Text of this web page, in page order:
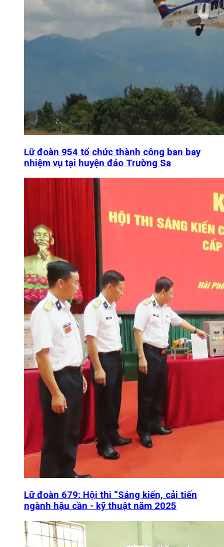
Lữ đoàn 954 tổ chức thành công ban bay
nhiệm vụ tại huyện đảo Trường Sa
Lữ đoàn 679: Hội thi “Sáng kiến, cải tiến
ngành hậu cần - kỹ thuật năm 2025